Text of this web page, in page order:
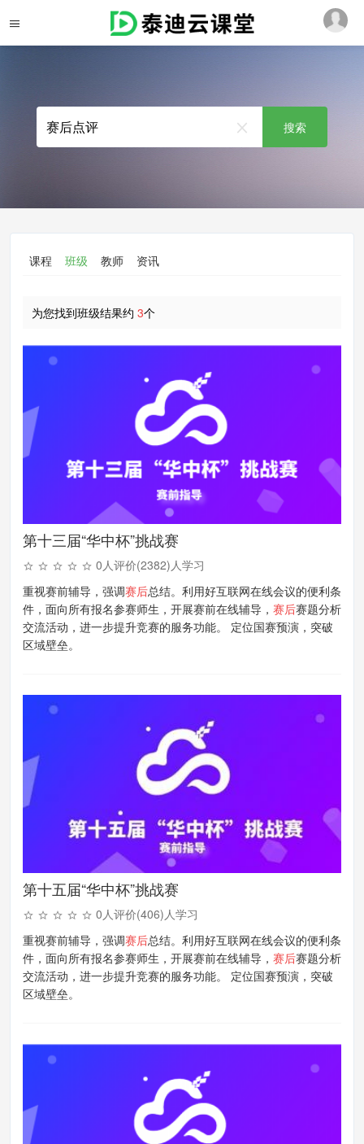
搜索
课程 班级 教师 资讯
为您找到班级结果约 3个
第十三届“华中杯”挑战赛
0人评价(2382)人学习
重视赛前辅导，强调赛后总结。利用好互联网在线会议的便利条
件，面向所有报名参赛师生，开展赛前在线辅导， 赛后赛题分析
交流活动，进一步提升竞赛的服务功能。 定位国赛预演，突破
区域壁垒。
第十五届“华中杯”挑战赛
0人评价(406)人学习
重视赛前辅导，强调赛后总结。利用好互联网在线会议的便利条
件，面向所有报名参赛师生，开展赛前在线辅导， 赛后赛题分析
交流活动，进一步提升竞赛的服务功能。 定位国赛预演，突破
区域壁垒。